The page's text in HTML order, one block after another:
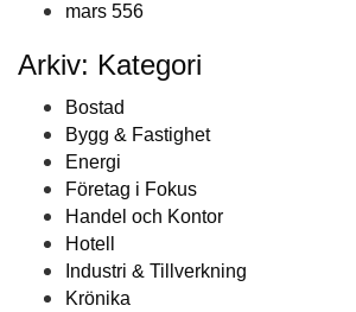
mars 556
Arkiv: Kategori
Bostad
Bygg & Fastighet
Energi
Företag i Fokus
Handel och Kontor
Hotell
Industri & Tillverkning
Krönika